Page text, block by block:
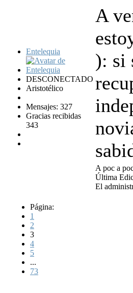
Entelequia
DESCONECTADO
Aristotélico
Mensajes: 327
Gracias recibidas
343
A
): si
A poc a
Última
El
Página:
1
2
3
4
5
...
73